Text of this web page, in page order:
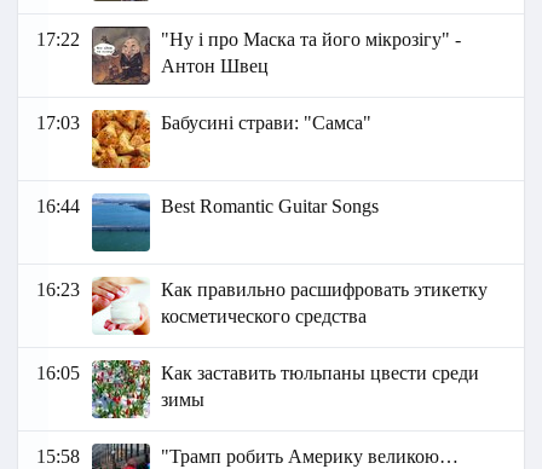
17:22
"Ну і про Маска та його мікрозігу" -
Антон Швец
17:03 Бабусині страви: "Самса"
16:44 Best Romantic Guitar Songs
16:23
Как правильно расшифровать этикетку
косметического средства
16:05
Как заставить тюльпаны цвести среди
зимы
15:58
"Трамп робить Америку великою…